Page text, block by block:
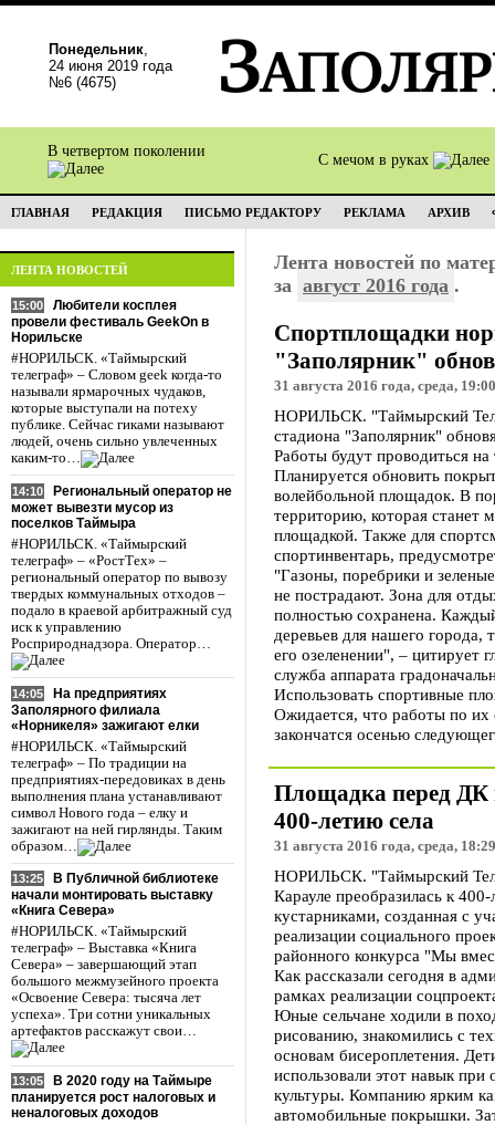
Понедельник,
24 июня 2019 года
№6 (4675)
В четвертом поколении
С мечом в руках
ГЛАВНАЯ РЕДАКЦИЯ ПИСЬМО РЕДАКТОРУ РЕКЛАМА АРХИВ
ЛЕНТА НОВОСТЕЙ
15:00
Любители косплея
провели фестиваль GeekOn в
Норильске
#НОРИЛЬСК. «Таймырский
телеграф» – Словом geek когда-то
называли ярмарочных чудаков,
которые выступали на потеху
публике. Сейчас гиками называют
людей, очень сильно увлеченных
каким-то…
14:10
Региональный оператор не
может вывезти мусор из
поселков Таймыра
#НОРИЛЬСК. «Таймырский
телеграф» – «РостТех» –
региональный оператор по вывозу
твердых коммунальных отходов –
подало в краевой арбитражный суд
иск к управлению
Росприроднадзора. Оператор…
14:05
На предприятиях
Заполярного филиала
«Норникеля» зажигают елки
#НОРИЛЬСК. «Таймырский
телеграф» – По традиции на
предприятиях-передовиках в день
выполнения плана устанавливают
символ Нового года – елку и
зажигают на ней гирлянды. Таким
образом…
13:25
В Публичной библиотеке
начали монтировать выставку
«Книга Севера»
#НОРИЛЬСК. «Таймырский
телеграф» – Выставка «Книга
Севера» – завершающий этап
большого межмузейного проекта
«Освоение Севера: тысяча лет
успеха». Три сотни уникальных
артефактов расскажут свои…
13:05
В 2020 году на Таймыре
планируется рост налоговых и
неналоговых доходов
Лента новостей по
за август 2016 года .
Спортплощадки
"Заполярник"
31 августа 2016 года, среда, 19:00
НОРИЛЬСК. "Таймырский
стадиона "Заполярник"
Работы будут проводиться
Планируется обновить
волейбольной площадок. В
территорию, которая станет
площадкой. Также для
спортинвентарь,
"Газоны, поребрики и
не пострадают. Зона для
полностью сохранена.
деревьев для нашего города,
его озеленении", – цитирует
служба аппарата
Использовать спортивные
Ожидается, что работы по их
закончатся осенью
Площадка перед ДК
400-летию села
31 августа 2016 года, среда, 18:29
НОРИЛЬСК. "Таймырский
Карауле преобразилась к
кустарниками, созданная с
реализации социального
районного конкурса "Мы
Как рассказали сегодня в
рамках реализации
Юные сельчане ходили в
рисованию, знакомились с
основам бисероплетения.
использовали этот навык
культуры. Компанию ярким
автомобильные покрышки.